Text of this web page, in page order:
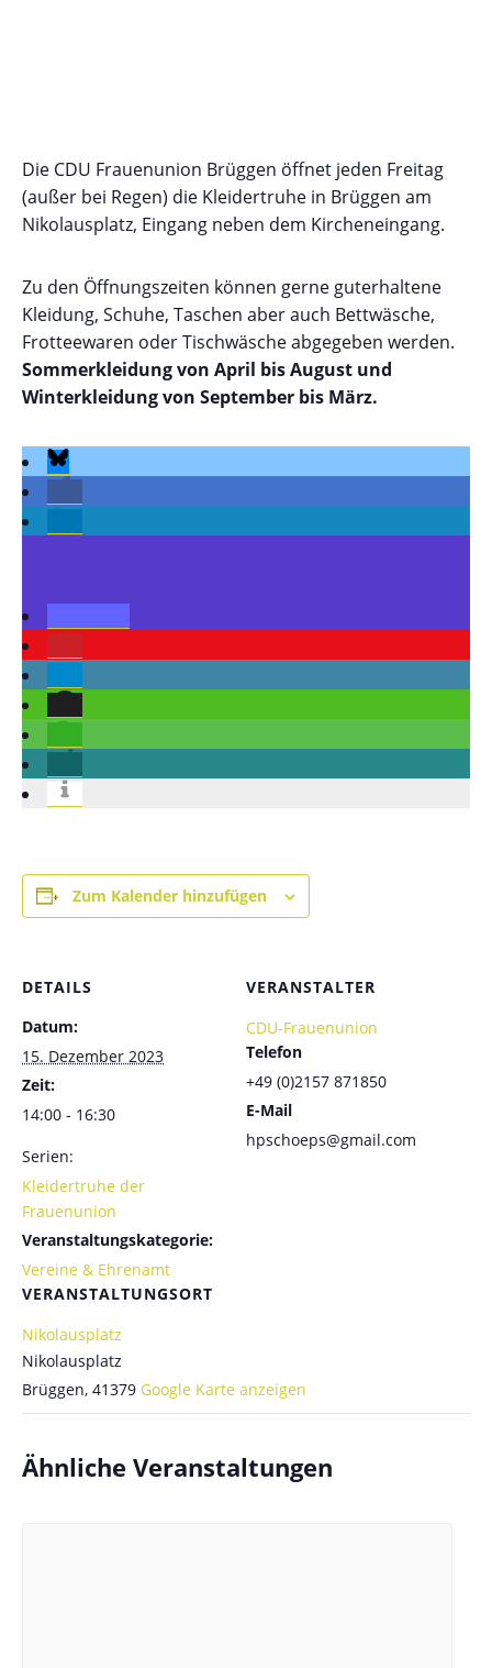
Die CDU Frauenunion Brüggen öffnet jeden Freitag
(außer bei Regen) die Kleidertruhe in Brüggen am
Nikolausplatz, Eingang neben dem Kircheneingang.
Zu den Öffnungszeiten können gerne guterhaltene
Kleidung, Schuhe, Taschen aber auch Bettwäsche,
Frotteewaren oder Tischwäsche abgegeben werden.
Sommerkleidung von April bis August und
Winterkleidung von September bis März.
Zum Kalender hinzufügen
DETAILS
Datum:
15. Dezember 2023
Zeit:
14:00 - 16:30
Serien:
Kleidertruhe der
Frauenunion
Veranstaltungskategorie:
Vereine & Ehrenamt
VERANSTALTUNGSORT
Nikolausplatz
Nikolausplatz
Brüggen, 41379 Google Karte anzeigen
VERANSTALTER
CDU-Frauenunion
Telefon
+49 (0)2157 871850
E-Mail
hpschoeps@gmail.com
Ähnliche Veranstaltungen